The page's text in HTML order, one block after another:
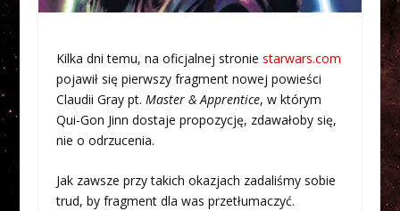
Kilka dni temu, na oficjalnej stronie starwars.com
pojawił się pierwszy fragment nowej powieści
Claudii Gray pt. Master & Apprentice, w którym
Qui-Gon Jinn dostaje propozycję, zdawałoby się,
nie o odrzucenia.
Jak zawsze przy takich okazjach zadaliśmy sobie
trud, by fragment dla was przetłumaczyć.